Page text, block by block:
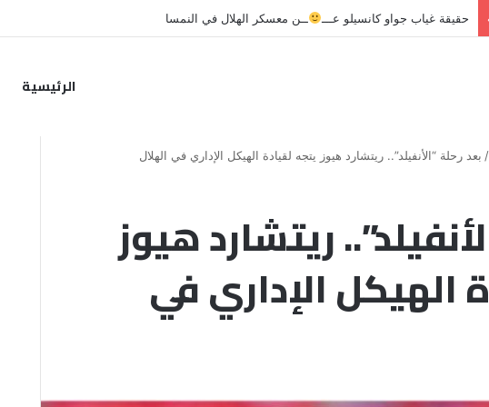
وجهة إيليمان ندياي حتمية.. والد اللاعب يرفض الشائعات ويكشف الحقيقة
الرئيسية
/ بعد رحلة “الأنفيلد”.. ريتشارد هيوز يتجه لقيادة الهيكل الإداري في الهلال
ريتشارد هيوز
الهيكل الإداري في